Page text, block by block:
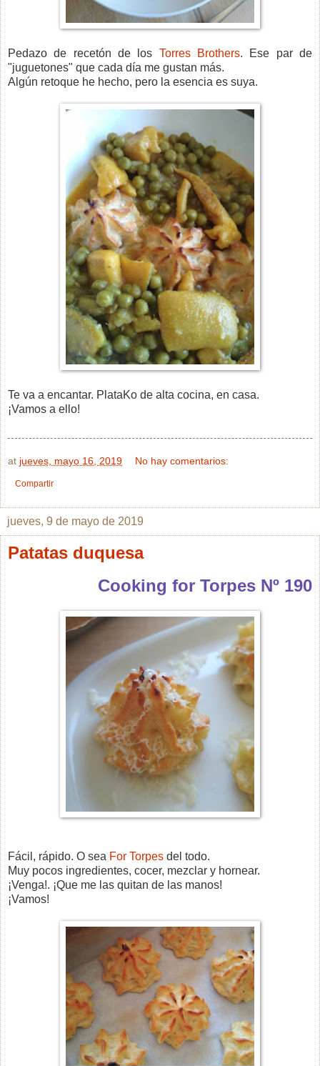
Pedazo de recetón de los Torres Brothers. Ese par de
"juguetones" que cada día me gustan más.
Algún retoque he hecho, pero la esencia es suya.
Te va a encantar. PlataKo de alta cocina, en casa.
¡Vamos a ello!
at jueves, mayo 16, 2019 No hay comentarios:
Compartir
jueves, 9 de mayo de 2019
Patatas duquesa
Cooking for Torpes Nº 190
Fácil, rápido. O sea For Torpes del todo.
Muy pocos ingredientes, cocer, mezclar y hornear.
¡Venga!. ¡Que me las quitan de las manos!
¡Vamos!